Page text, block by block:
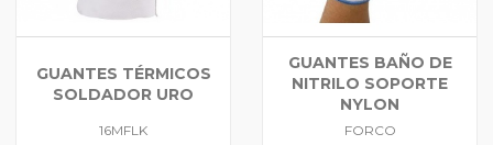
GUANTES TÉRMICOS
SOLDADOR URO
16MFLK
GUANTES BAÑO DE
NITRILO SOPORTE
NYLON
FORCO